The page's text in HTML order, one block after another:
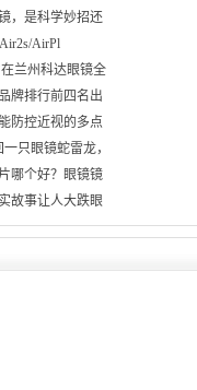
，是科学妙招还
AirPl
兰州科达眼镜全
牌排行前四名出
防控近视的多点
只眼镜蛇雷龙，
哪个好？眼镜镜
故事让人大跌眼